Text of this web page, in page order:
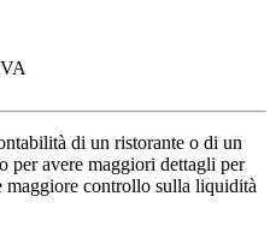
di un ristorante o di un
per avere maggiori dettagli per
maggiore controllo sulla liquidità